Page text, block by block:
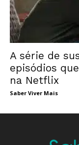
A série de
episódios
na Netflix
Saber Viver Mais